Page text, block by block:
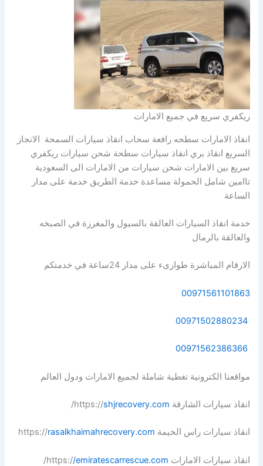
ريكفري سريع في جميع الامارات
انقاذ الامارات سطحه رافعة سحاب انقاذ سيارات السمحة الانجاز
السريع انقاذ بري انقاذ سيارات سطحة شحن سيارات ريكفري
سريع بين الامارات شحن سيارات من الامارات الى السعودية
تاامين شامل الحمولة مساعدة خدمة الطريق خدمة على مدار
الساعة
خدمة انقاذ السيارات العالقة بالسيول والمغرزة في الصبخه
والعالقة بالرمال
الارقام المباشرة طوارىء على مدار 24ساعة في خدمتكم
00971561101863
00971502880234
مواقعنا الكترونية تغطية شاملة لجميع الامارات ودول العالم
انقاذ سيارات الشارقة https:// shjrecovery.com
/
انقاذ سيارات راس الخيمة https:// rasalkhaimahrecovery.com
انقاذ سيارات الامارات https:/ /emiratescarrescue.com
/